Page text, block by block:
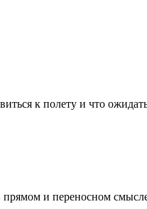
к полету и что
и переносном